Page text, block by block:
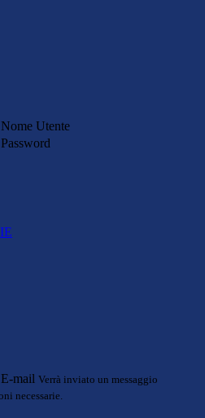
Nome Utente
Password
E-mail Verrà inviato un messaggio
necessarie.